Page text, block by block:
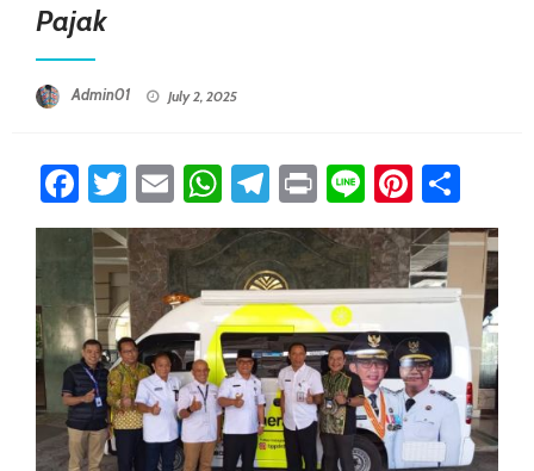
Pajak
Admin01 July 2, 2025
Facebook
Twitter
EmailWhatsApp
Telegram
PrintLine